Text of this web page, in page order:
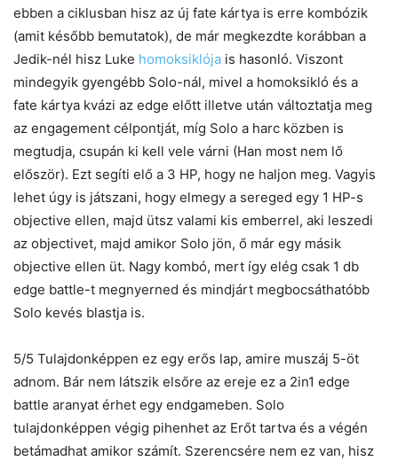
ebben a ciklusban hisz az új fate kártya is erre kombózik
(amit később bemutatok), de már megkezdte korábban a
Jedik-nél hisz Luke homoksiklója is hasonló. Viszont
mindegyik gyengébb Solo-nál, mivel a homoksikló és a
fate kártya kvázi az edge előtt illetve után változtatja meg
az engagement célpontját, míg Solo a harc közben is
megtudja, csupán ki kell vele várni (Han most nem lő
először). Ezt segíti elő a 3 HP, hogy ne haljon meg. Vagyis
lehet úgy is játszani, hogy elmegy a sereged egy 1 HP-s
objective ellen, majd ütsz valami kis emberrel, aki leszedi
az objectivet, majd amikor Solo jön, ő már egy másik
objective ellen üt. Nagy kombó, mert így elég csak 1 db
edge battle-t megnyerned és mindjárt megbocsáthatóbb
Solo kevés blastja is.
5/5 Tulajdonképpen ez egy erős lap, amire muszáj 5-öt
adnom. Bár nem látszik elsőre az ereje ez a 2in1 edge
battle aranyat érhet egy endgameben. Solo
tulajdonképpen végig pihenhet az Erőt tartva és a végén
betámadhat amikor számít. Szerencsére nem ez van, hisz